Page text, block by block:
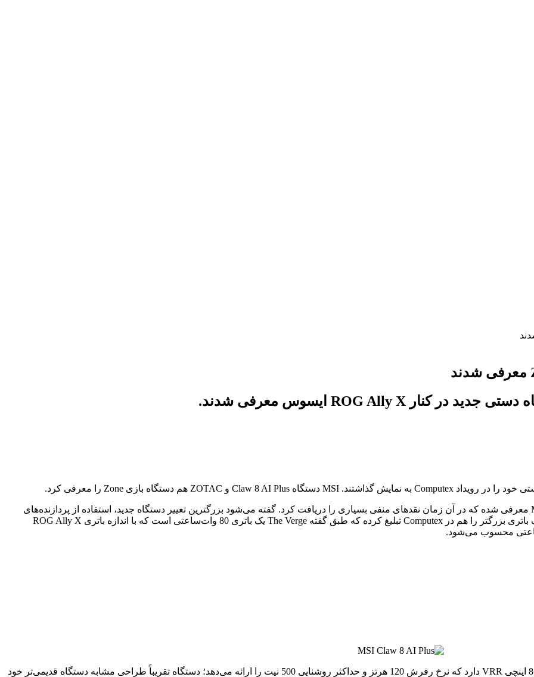
دستگاه بازی جدید MSI درست چندماه بعد از دستگاه اصلی MSI Claw معرفی شده که در آن زمان نقدهای منفی بسیاری را دریافت کرد. گفته می‌شود بزرگترین تغییر دستگاه جدید، استفاده از پردازنده‌های
Lunar Lake اینتل با هوش‌مصنوعی است. گفته می‌شود این شرکت یک باتری بزرگتر را هم در Computex تبلیغ کرده که طبق گفته The Verge یک باتری 80 وات‌ساعتی است که با اندازه باتری ROG Ally X
جدا از موارد ذکرشده، دستگاه بازی جدید MSI یک نمایشگر فول‌اچ‌دی 8 اینچی VRR دارد که نرخ رفرش 120 هرتز و حداکثر روشنایی 500 نیت را ارائه می‌دهد؛ دستگاه تقریباً طراحی مشابه دستگاه قدیمی‌تر خود